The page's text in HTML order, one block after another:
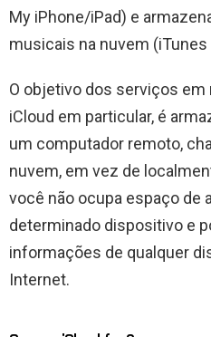
My iPhone/iPad) e
musicais na nuvem (iTunes
O objetivo dos serviços em
iCloud em particular, é
um computador remoto,
nuvem, em vez de
você não ocupa espaço de
determinado dispositivo e
informações de qualquer
Internet.